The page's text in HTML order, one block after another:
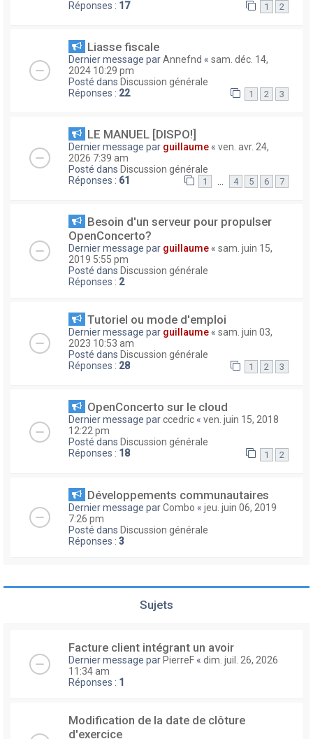
Réponses : 17 1 2
Liasse fiscale
Dernier message parAnnefnd « sam. déc. 14,
2024 10:29 pm
Posté dans Discussion générale
Réponses : 22 1 2 3
LE MANUEL [DISPO!]
Dernier message par guillaume « ven. avr. 24,
2026 7:39 am
Posté dans Discussion générale
Réponses : 61 1 … 4 5 6 7
Besoin d'un serveur pour propulser
OpenConcerto?
Dernier message par guillaume « sam. juin 15,
2019 5:55 pm
Posté dans Discussion générale
Réponses : 2
Tutoriel ou mode d'emploi
Dernier message par guillaume « sam. juin 03,
2023 10:53 am
Posté dans Discussion générale
Réponses : 28 1 2 3
OpenConcerto sur le cloud
Dernier message parccedric « ven. juin 15, 2018
12:22 pm
Posté dans Discussion générale
Réponses : 18 1 2
Développements communautaires
Dernier message parCombo « jeu. juin 06, 2019
7:26 pm
Posté dans Discussion générale
Réponses : 3
Sujets
Facture client intégrant un avoir
Dernier message parPierreF « dim. juil. 26, 2026
11:34 am
Réponses : 1
Modification de la date de clôture
d'exercice